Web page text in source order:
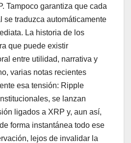
Tampoco garantiza que cada
se traduzca automáticamente
La historia de los
que puede existir
entre utilidad, narrativa y
varias notas recientes
esa tensión: Ripple
se lanzan
ligados a XRP y, aun así,
forma instantánea todo ese
lejos de invalidar la